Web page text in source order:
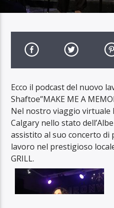
Ecco il podcast del nuovo
Shaftoe”MAKE ME A
Nel nostro viaggio virtuale
Calgary nello stato
assistito al suo concerto di
lavoro nel prestigioso
GRILL.